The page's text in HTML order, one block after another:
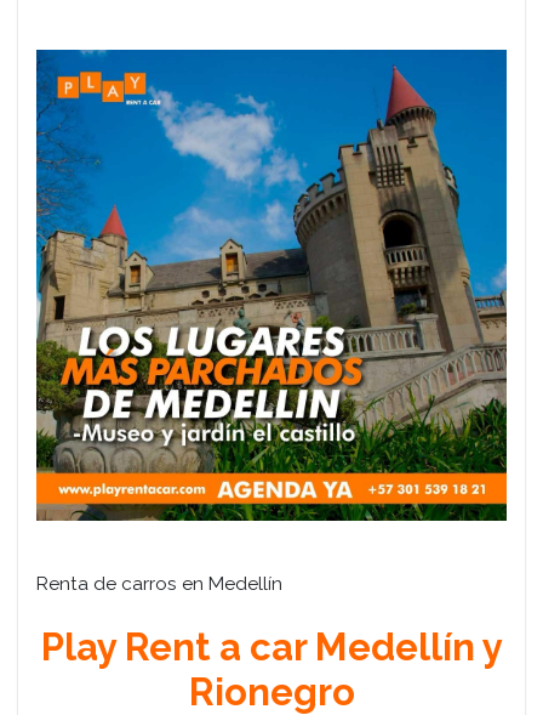
Renta de carros en Medellín
Play Rent a car Medellín y
Rionegro